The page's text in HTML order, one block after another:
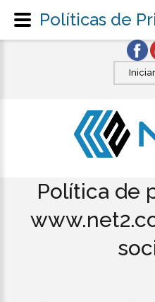
Política de
Políticas de